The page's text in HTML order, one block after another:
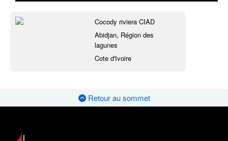
Cocody riviera CIAD
Abidjan, Région des
lagunes
Cote d'Ivoire
Retour au sommet